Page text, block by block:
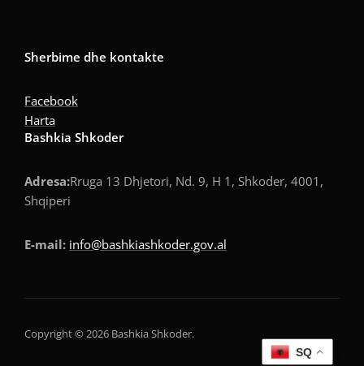
Sherbime dhe kontakte
Facebook
Harta
Bashkia Shkoder
Adresa:Rruga 13 Dhjetori, Nd. 9, H 1, Shkoder, 4001,
Shqiperi
E-mail: info@bashkiashkoder.gov.al
Copyright © 2026 Bashkia Shkoder.
SQ